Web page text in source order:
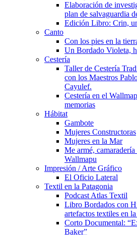
Elaboración de
plan de salvaguardia
Edición Libro: Crin,
Canto
Con los pies en la
Un Bordado Violeta,
Cestería
Taller de Cestería
con los Maestros
Cayulef.
Cestería en el
memorias
Hábitat
Gambote
Mujeres Constructoras
Mujeres en la Mar
Me armé,
Wallmapu
Impresión / Arte Gráfico
El Oficio Lateral
Textil en la Patagonia
Podcast Atlas Textil
Libro Bordados con
artefactos textiles en
Corto Documental:
Baker”